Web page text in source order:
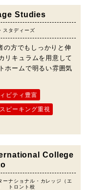
Studies
スタディーズ
の方でもしっかりと伸
リキュラムを用意して
ホームで明るい雰囲気
ビティ豊富
スピーキング重視
College
ーナショナル・カレッジ（エ
トロント校